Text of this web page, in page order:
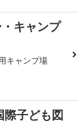
キャンプ
キャンプ場
際子ども図